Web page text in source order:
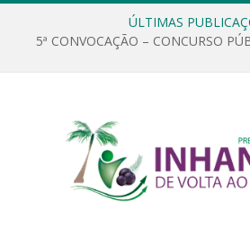
ÚLTIMAS
5ª CONVOCAÇÃO – CONCURSO